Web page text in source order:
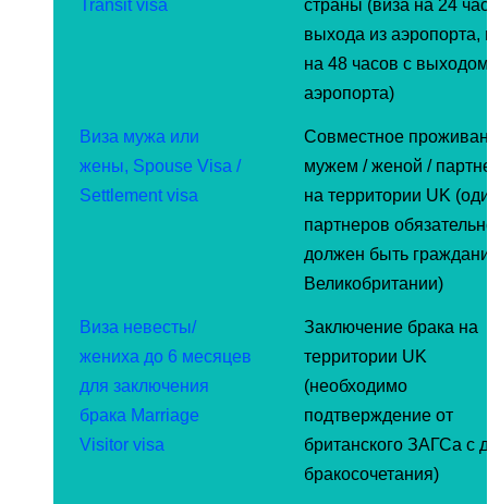
Transit visa
страны (виза на 24
выхода из аэропорта,
на 48 часов с
аэропорта)
Виза мужа или
жены, Spouse Visa /
Settlement visa
Совместное
мужем / женой /
на территории UK
партнеров
должен быть
Великобритании)
Виза невесты/
жениха до 6 месяцев
для заключения
брака Marriage
Visitor visa
Заключение брака на
территории UK
(необходимо
подтверждение от
британского ЗАГСа с
бракосочетания)